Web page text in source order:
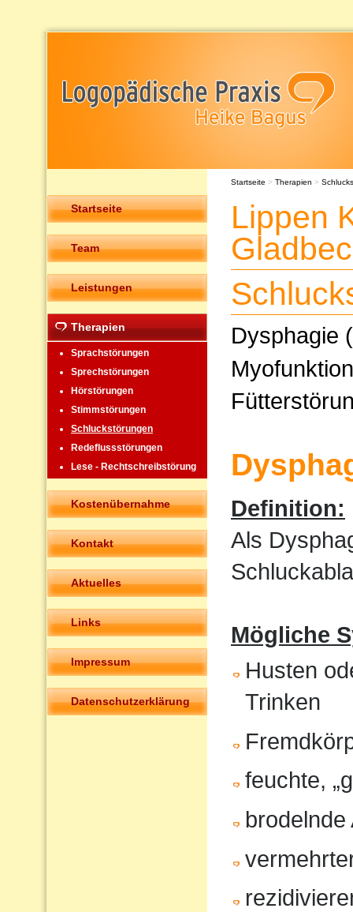
Startseite
Team
Leistungen
Therapien
Sprachstörungen
Sprechstörungen
Hörstörungen
Stimmstörungen
Schluckstörungen
Redeflussstörungen
Lese - Rechtschreibstörung
Kostenübernahme
Kontakt
Aktuelles
Links
Impressum
Datenschutzerklärung
Startseite > Therapien >
Lippen
Dysphagie
Definition:
Als
Mögliche
Husten
Trinken
feuchte,
brodelnde